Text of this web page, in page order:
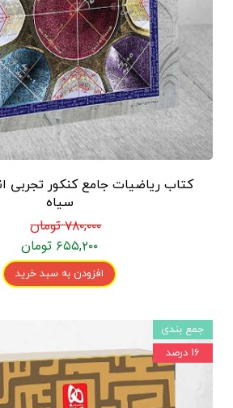
کتاب ریاضیات جامع کنکور تجربی
سیاه
۷۸۰,۰۰۰ تومان
۶۵۵,۲۰۰ تومان
افزودن به سبد خرید
جمع بندی
۱۶ درصد